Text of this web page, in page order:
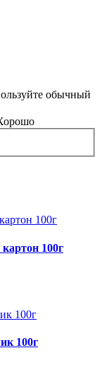
обычный
100г
100г